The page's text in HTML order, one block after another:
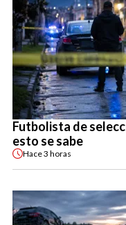
Futbolista de
esto se sabe
Hace3 horas